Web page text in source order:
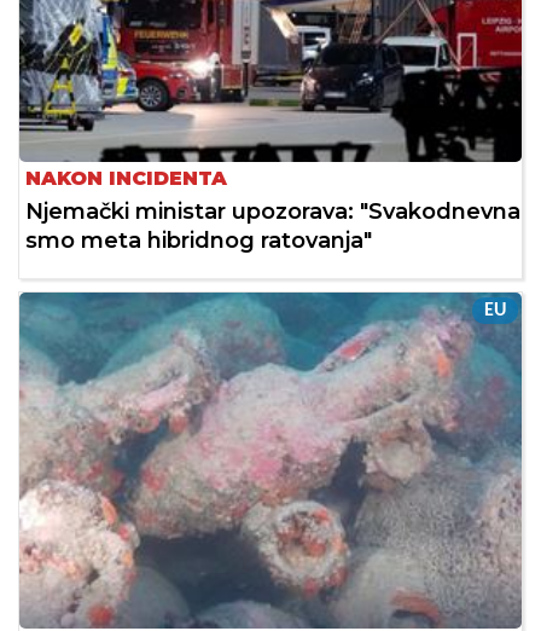
NAKON INCIDENTA
Njemački ministar upozorava: "Svakodnevna
smo meta hibridnog ratovanja"
EU